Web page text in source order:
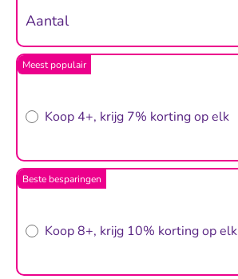
Aantal
Meest populair
Koop 4+, krijg 7% korting op elk
Beste besparingen
Koop 8+, krijg 10% korting op elk